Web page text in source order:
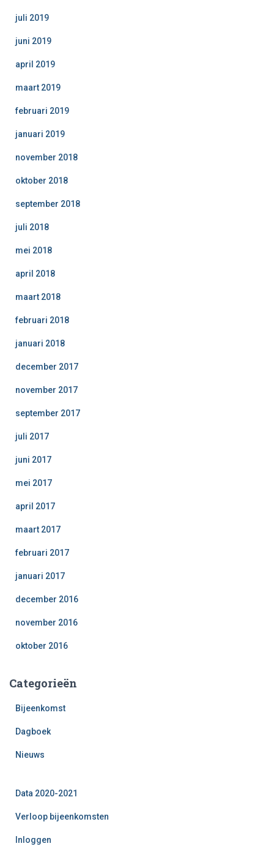
juli 2019
juni 2019
april 2019
maart 2019
februari 2019
januari 2019
november 2018
oktober 2018
september 2018
juli 2018
mei 2018
april 2018
maart 2018
februari 2018
januari 2018
december 2017
november 2017
september 2017
juli 2017
juni 2017
mei 2017
april 2017
maart 2017
februari 2017
januari 2017
december 2016
november 2016
oktober 2016
Categorieën
Bijeenkomst
Dagboek
Nieuws
Data 2020-2021
Verloop bijeenkomsten
Inloggen